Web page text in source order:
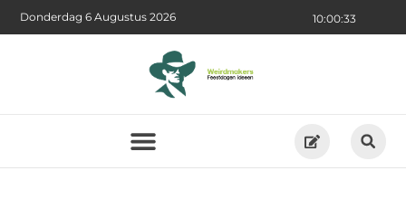
10:00:34
Donderdag 6 Augustus 2026